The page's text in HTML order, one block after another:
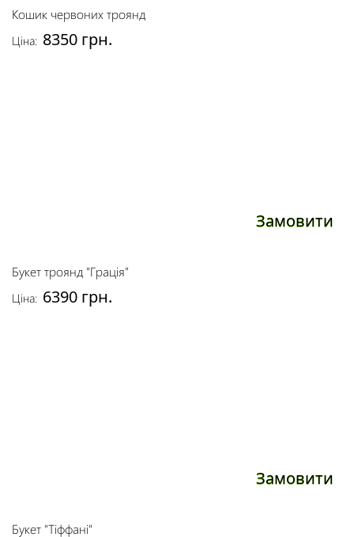
Кошик червоних троянд
Ціна: 8350 грн.
Замовити
Букет троянд "Грація"
Ціна: 6390 грн.
Замовити
Букет "Тіффані"